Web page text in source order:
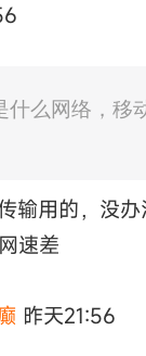
什么网络，移
输用的，没
速差
昨天21:56